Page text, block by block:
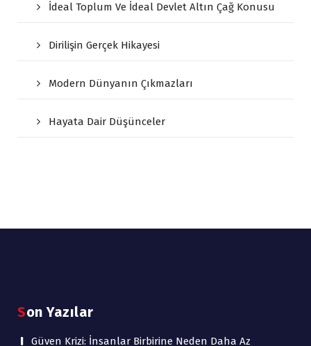
İdeal Toplum Ve İdeal Devlet Altın Çağ Konusu
Dirilişin Gerçek Hikayesi
Modern Dünyanın Çıkmazları
Hayata Dair Düşünceler
Son Yazılar
Güven Krizi: İnsanlar Birbirine Neden Daha Az